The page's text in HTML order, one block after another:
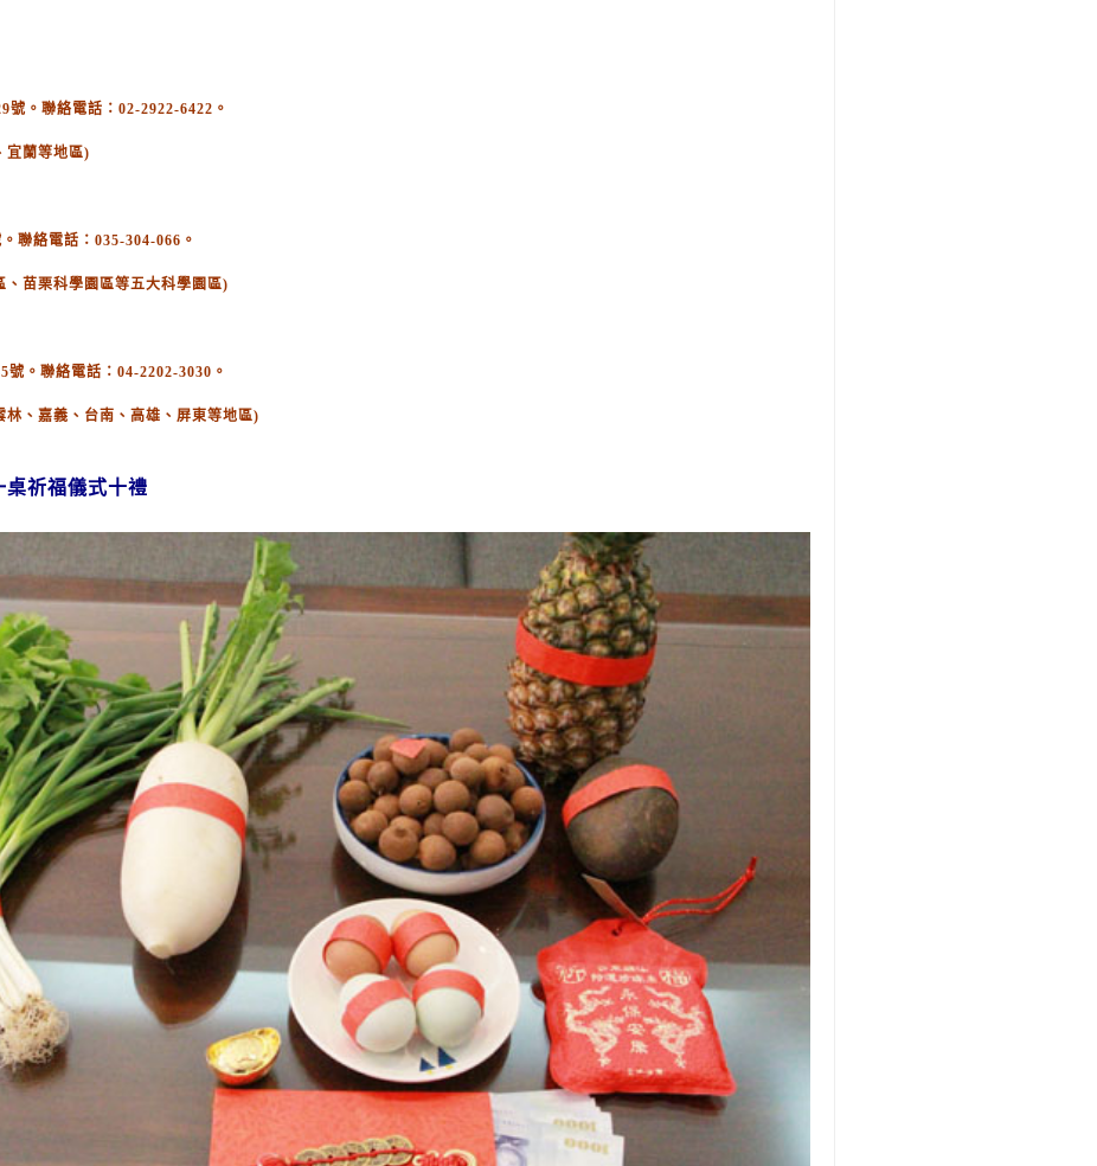
號。聯絡電話：02-2922-6422。
宜蘭等地區)
聯絡電話：035-304-066。
苗栗科學園區等五大科學園區)
。聯絡電話：04-2202-3030。
、嘉義、台南、高雄、屏東等地區)
桌祈福儀式十禮